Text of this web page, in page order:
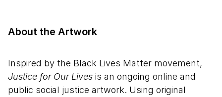
About the Artwork
Inspired by the Black Lives Matter movement,
Justice for Our Lives is an ongoing online and
public social justice artwork. Using original